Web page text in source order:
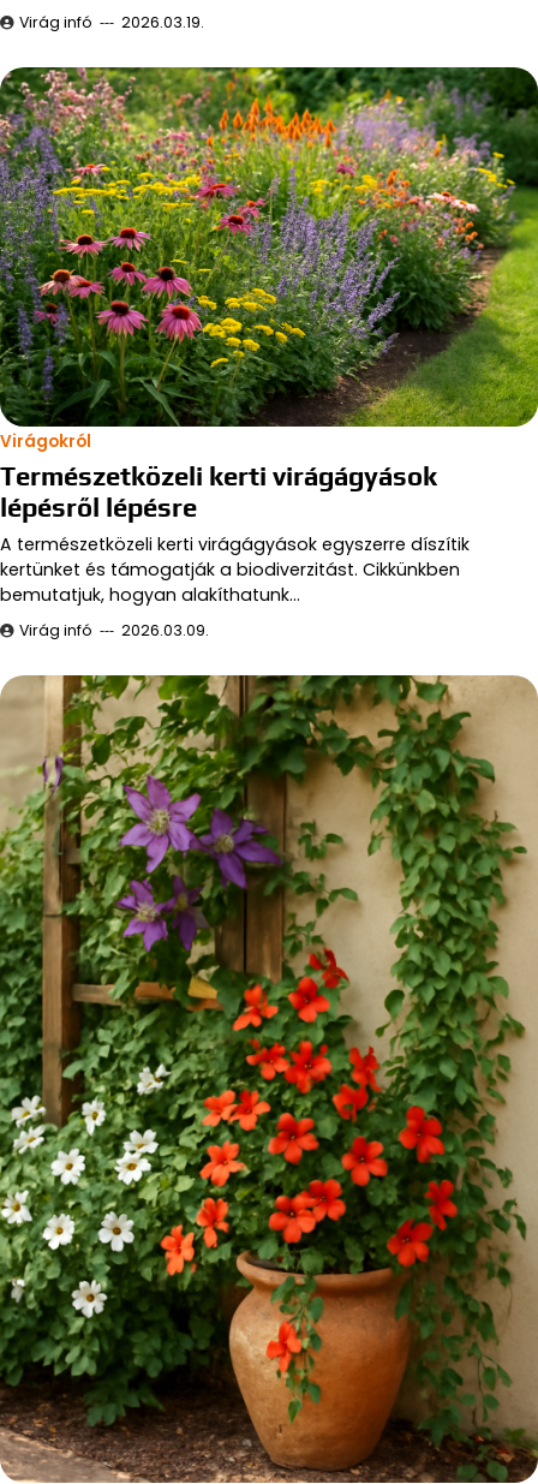
Virág infó 2026.03.19.
Virágokról
Természetközeli kerti virágágyások
lépésről lépésre
A természetközeli kerti virágágyások egyszerre díszítik
kertünket és támogatják a biodiverzitást. Cikkünkben
bemutatjuk, hogyan alakíthatunk…
Virág infó 2026.03.09.